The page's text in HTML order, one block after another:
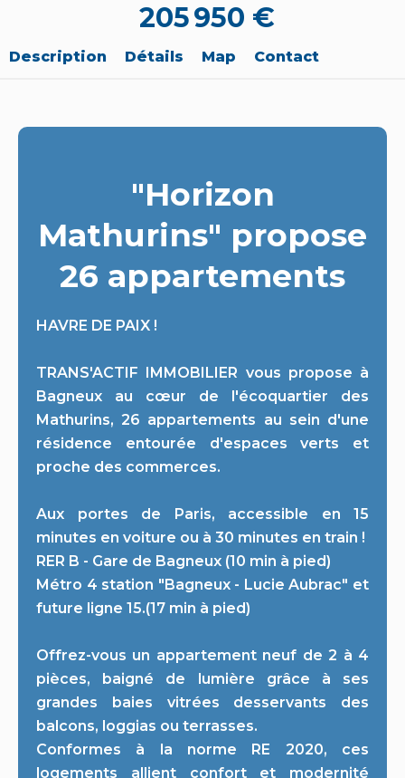
205 950 €
Description Détails Map Contact
"Horizon
Mathurins" propose
26 appartements
HAVRE DE PAIX !
TRANS'ACTIF IMMOBILIER vous propose à
Bagneux au cœur de l'écoquartier des
Mathurins, 26 appartements au sein d'une
résidence entourée d'espaces verts et
proche des commerces.
Aux portes de Paris, accessible en 15
minutes en voiture ou à 30 minutes en train !
RER B - Gare de Bagneux (10 min à pied)
Métro 4 station "Bagneux - Lucie Aubrac" et
future ligne 15.(17 min à pied)
Offrez-vous un appartement neuf de 2 à 4
pièces, baigné de lumière grâce à ses
grandes baies vitrées desservants des
balcons, loggias ou terrasses.
Conformes à la norme RE 2020, ces
logements allient confort et modernité